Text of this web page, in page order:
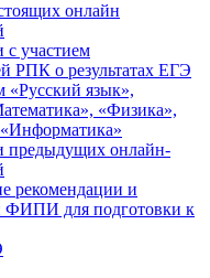
онлайн
с участием
РПК о результатах ЕГЭ
«Русский язык»,
«Физика»,
предыдущих онлайн-
рекомендации и
ФИПИ для подготовки к